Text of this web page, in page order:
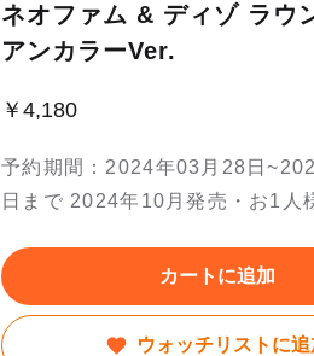
ネオファム & ディゾ ラウ
アンカラーVer.
￥4,180
予約期間：2024年03月28日
日まで 2024年10月発売・お1人
カートに追加
ウォッチリストに追